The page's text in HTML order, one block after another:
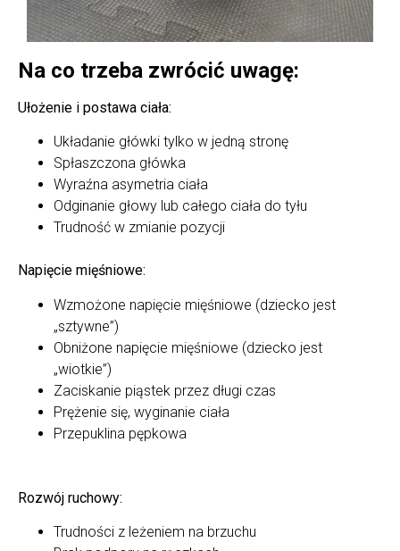
Na co trzeba zwrócić uwagę:
Ułożenie i postawa ciała:
Układanie główki tylko w jedną stronę
Spłaszczona główka
Wyraźna asymetria ciała
Odginanie głowy lub całego ciała do tyłu
Trudność w zmianie pozycji
Napięcie mięśniowe:
Wzmożone napięcie mięśniowe (dziecko jest
„sztywne”)
Obniżone napięcie mięśniowe (dziecko jest
„wiotkie”)
Zaciskanie piąstek przez długi czas
Prężenie się, wyginanie ciała
Przepuklina pępkowa
Rozwój ruchowy:
Trudności z leżeniem na brzuchu